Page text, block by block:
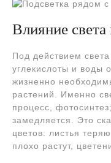
Влияние света
Под действием
углекислоты и воды
жизненно
растений. Именно
процесс,
замедляется. Это
цветов: листья
плохо растут,